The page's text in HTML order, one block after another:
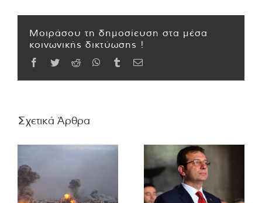
Μοιράσου τη δημοσίευση στα μέσα
κοινωνικής δικτύωσης !
Facebook
TwitterReddit WhatsApp
TumblrEmail
Σχετικά Άρθρα